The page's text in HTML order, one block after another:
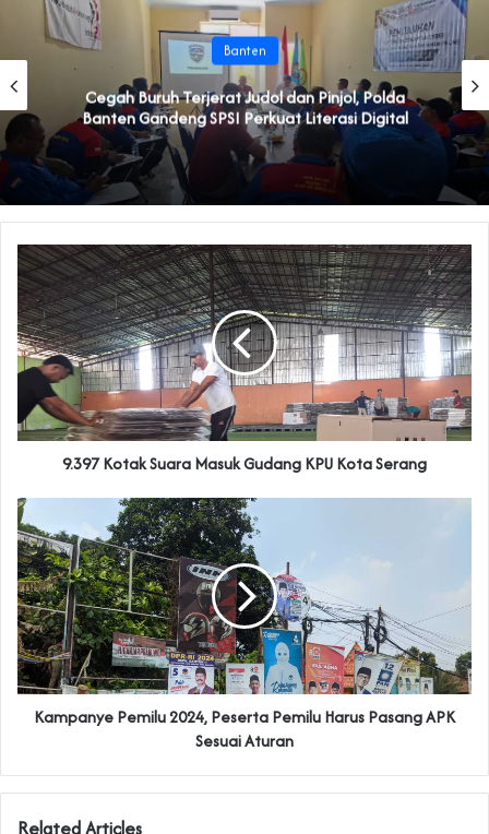
Banten
‎Mardiono Dituding Adu Domba dan Bikin Gaduh
Kader PPP di Banten
9.397 Kotak Suara Masuk Gudang KPU Kota Serang
Kampanye Pemilu 2024, Peserta Pemilu Harus Pasang APK
Sesuai Aturan
Related Articles